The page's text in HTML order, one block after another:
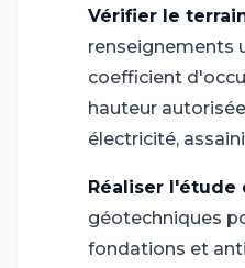
Vérifier le
renseignements
coefficient
hauteur
électricité,
Réaliser l'étude
géotechniques
fondations et